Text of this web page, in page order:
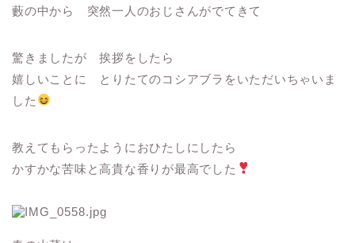
藪の中から 突然一人のおじさんがでてきて
驚きましたが 挨拶をしたら
嬉しいことに とりたてのコシアブラをいただいちゃいま
した
教えてもらったようにおひたしにしたら
かすかな苦味と高貴な香りが最高でした